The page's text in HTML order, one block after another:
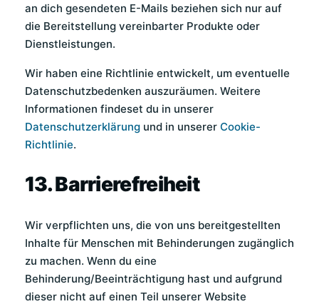
an dich gesendeten E-Mails beziehen sich nur auf
die Bereitstellung vereinbarter Produkte oder
Dienstleistungen.
Wir haben eine Richtlinie entwickelt, um eventuelle
Datenschutzbedenken auszuräumen. Weitere
Informationen findeset du in unserer
Datenschutzerklärung und in unserer Cookie-
Richtlinie.
13. Barrierefreiheit
Wir verpflichten uns, die von uns bereitgestellten
Inhalte für Menschen mit Behinderungen zugänglich
zu machen. Wenn du eine
Behinderung/Beeinträchtigung hast und aufgrund
dieser nicht auf einen Teil unserer Website